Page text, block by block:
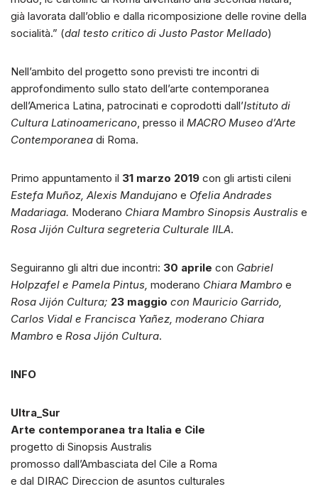
già lavorata dall’oblio e dalla ricomposizione delle rovine della
socialità.” (dal testo critico di Justo Pastor Mellado)
Nell’ambito del progetto sono previsti tre incontri di
approfondimento sullo stato dell’arte contemporanea
dell’America Latina, patrocinati e coprodotti dall’Istituto di
Cultura Latinoamericano, presso il MACRO Museo d’Arte
Contemporanea di Roma.
Primo appuntamento il 31 marzo 2019 con gli artisti cileni
Estefa Muñoz, Alexis Mandujano e Ofelia Andrades
Madariaga. Moderano Chiara Mambro Sinopsis Australis e
Rosa Jijón Cultura segreteria Culturale IILA.
Seguiranno gli altri due incontri: 30 aprile con Gabriel
Holpzafel e Pamela Pintus, moderano Chiara Mambro e
Rosa Jijón Cultura; 23 maggio con Mauricio Garrido,
Carlos Vidal e Francisca Yañez, moderano Chiara
Mambro e Rosa Jijón Cultura.
INFO
Ultra_Sur
Arte contemporanea tra Italia e Cile
progetto di Sinopsis Australis
promosso dall’Ambasciata del Cile a Roma
e dal DIRAC Direccion de asuntos culturales